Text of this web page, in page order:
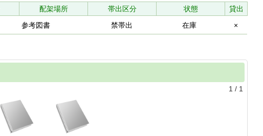
配架場所 帯出区分 状態
貸出
参考図書 禁帯出 在庫 ×
1 / 1